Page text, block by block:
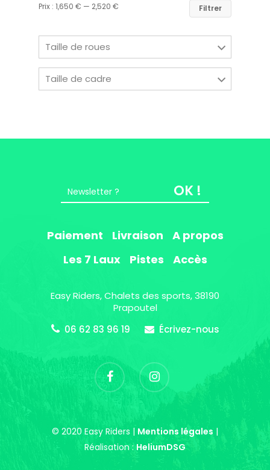
Filtrer
Prix : 1,650 € — 2,520 €
Taille de roues
Taille de cadre
OK !
Paiement Livraison
A propos
Les 7 Laux
Pistes Accès
Easy Riders, Chalets des sports, 38190
Prapoutel
06 62 83 96 19
Écrivez-nous
© 2020 Easy Riders | Mentions légales |
Réalisation : HeliumDSG
38190 Prapoutel